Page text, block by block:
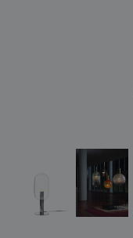
světelné
projekty